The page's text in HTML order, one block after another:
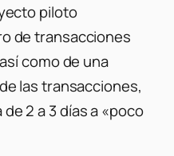
piloto
de transacciones
como de una
las transacciones,
2 a 3 días a «poco